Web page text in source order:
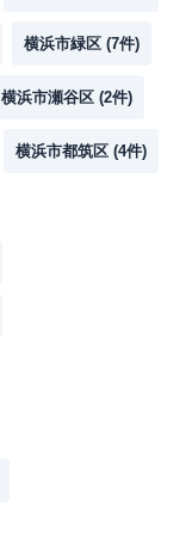
横浜市緑区 (7件)
横浜市瀬谷区 (2件)
横浜市都筑区 (4件)